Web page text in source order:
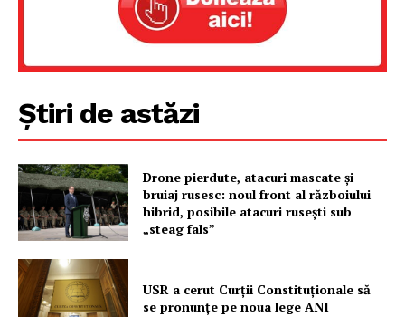
Știri de astăzi
Drone pierdute, atacuri mascate și
bruiaj rusesc: noul front al războiului
hibrid, posibile atacuri rusești sub
„steag fals”
USR a cerut Curții Constituționale să
se pronunțe pe noua lege ANI